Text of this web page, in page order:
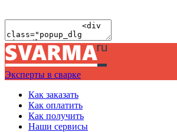
Эксперты в сварке
Как заказать
Как оплатить
Как получить
Наши сервисы